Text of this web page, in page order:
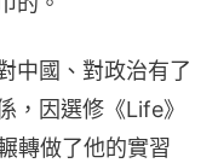
中國、對政治有了
，因選修《Life》
轉做了他的實習